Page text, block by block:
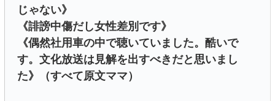
じゃない》
《誹謗中傷だし女性差別です》
《偶然社用車の中で聴いていました。酷いで
す。文化放送は見解を出すべきだと思いまし
た》（すべて原文ママ）